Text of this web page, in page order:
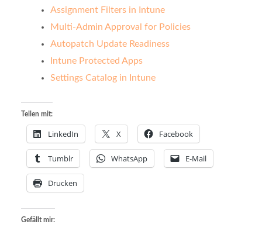
Assignment Filters in Intune
Multi-Admin Approval for Policies
Autopatch Update Readiness
Intune Protected Apps
Settings Catalog in Intune
Teilen mit:
LinkedIn X Facebook
Tumblr WhatsApp E-Mail
Drucken
Gefällt mir: